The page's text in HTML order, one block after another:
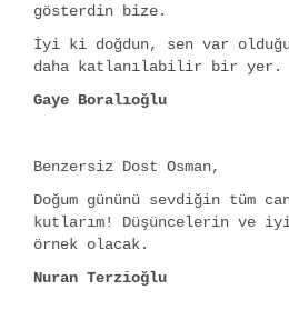
gösterdin bize.
İyi ki doğdun, sen var
daha katlanılabilir bir yer.
Gaye Boralıoğlu
Benzersiz Dost Osman,
Doğum gününü sevdiğin tüm
kutlarım! Düşüncelerin ve
örnek olacak.
Nuran Terzioğlu